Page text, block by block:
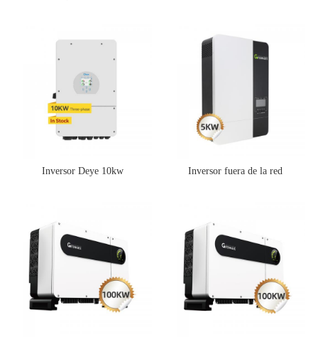
Inversor Deye 10kw Inversor fuera de la red